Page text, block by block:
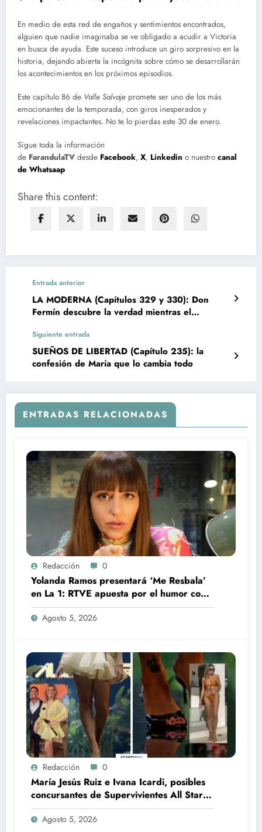
En medio de esta red de engaños y sentimientos encontrados,
alguien que nadie imaginaba se ve obligado a acudir a Victoria
en busca de ayuda. Este suceso introduce un giro sorpresivo en la
historia, dejando abierta la incógnita sobre cómo se desarrollarán
los acontecimientos en los próximos episodios.
Este capítulo 86 de Valle Salvaje promete ser uno de los más
emocionantes de la temporada, con giros inesperados y
revelaciones impactantes. No te lo pierdas este 30 de enero.
Sigue toda la información
de FarandulaTV desde Facebook, X, Linkedin o nuestro canal
de Whatsaap
Share this content:
Entrada anterior
LA MODERNA (Capítulos 329 y 330): Don
Fermín descubre la verdad mientras el
Siguiente entrada
SUEÑOS DE LIBERTAD (Capítulo 235): la
confesión de María que lo cambia todo
ENTRADAS RELACIONADAS
Redacción 0
Yolanda Ramos presentará ‘Me Resbala’
en La 1: RTVE apuesta por el humor con
una de sus grandes estrellas
Agosto 5, 2026
Redacción 0
María Jesús Ruiz e Ivana Icardi, posibles
concursantes de Supervivientes All Stars
3
Agosto 5, 2026